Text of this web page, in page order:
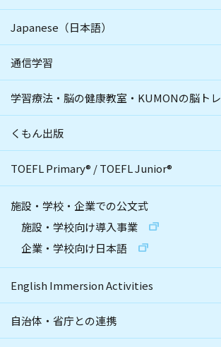
Japanese（日本語）
通信学習
学習療法・脳の健康教室・KUMONの脳トレ
くもん出版
TOEFL Primary® /TOEFL Junior®
施設・学校・企業での公文式
施設・学校向け導入事業
企業・学校向け日本語
English Immersion Activities
自治体・省庁との連携